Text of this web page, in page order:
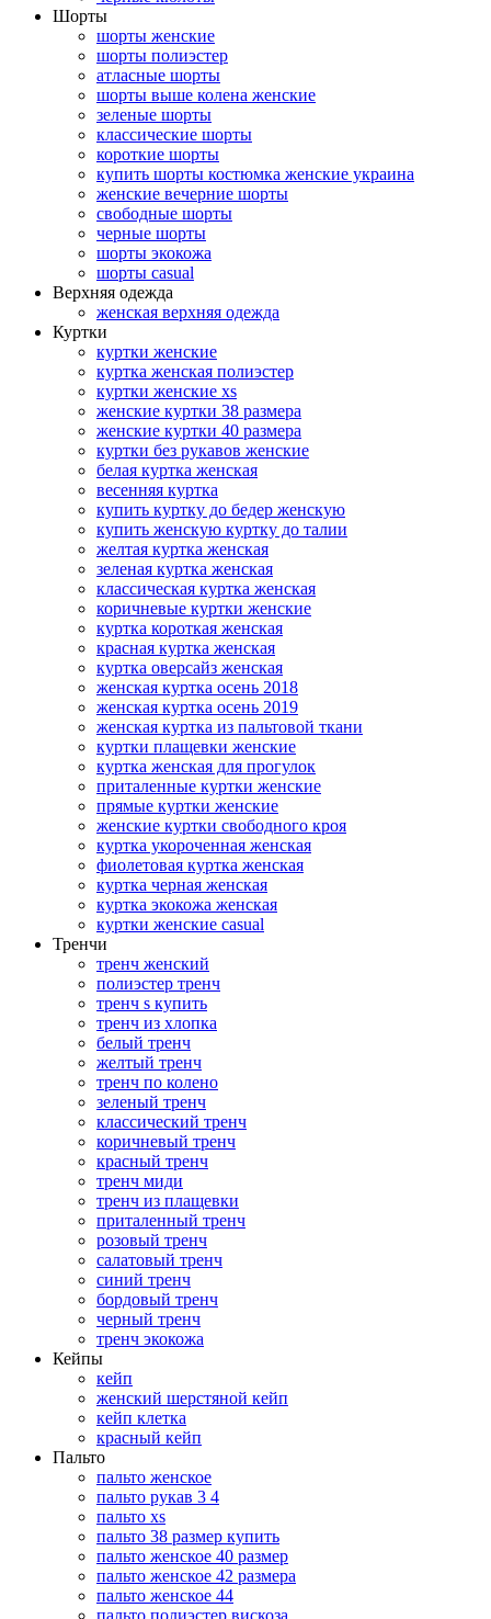
Шорты
шорты женские
шорты полиэстер
атласные шорты
шорты выше колена женские
зеленые шорты
классические шорты
короткие шорты
купить шорты костюмка женские украина
женские вечерние шорты
свободные шорты
черные шорты
шорты экокожа
шорты casual
Верхняя одежда
женская верхняя одежда
Куртки
куртки женские
куртка женская полиэстер
куртки женские xs
женские куртки 38 размера
женские куртки 40 размера
куртки без рукавов женские
белая куртка женская
весенняя куртка
купить куртку до бедер женскую
купить женскую куртку до талии
желтая куртка женская
зеленая куртка женская
классическая куртка женская
коричневые куртки женские
куртка короткая женская
красная куртка женская
куртка оверсайз женская
женская куртка осень 2018
женская куртка осень 2019
женская куртка из пальтовой ткани
куртки плащевки женские
куртка женская для прогулок
приталенные куртки женские
прямые куртки женские
женские куртки свободного кроя
куртка укороченная женская
фиолетовая куртка женская
куртка черная женская
куртка экокожа женская
куртки женские casual
Тренчи
тренч женский
полиэстер тренч
тренч s купить
тренч из хлопка
белый тренч
желтый тренч
тренч по колено
зеленый тренч
классический тренч
коричневый тренч
красный тренч
тренч миди
тренч из плащевки
приталенный тренч
розовый тренч
салатовый тренч
синий тренч
бордовый тренч
черный тренч
тренч экокожа
Кейпы
кейп
женский шерстяной кейп
кейп клетка
красный кейп
Пальто
пальто женское
пальто рукав 3 4
пальто xs
пальто 38 размер купить
пальто женское 40 размер
пальто женское 42 размера
пальто женское 44